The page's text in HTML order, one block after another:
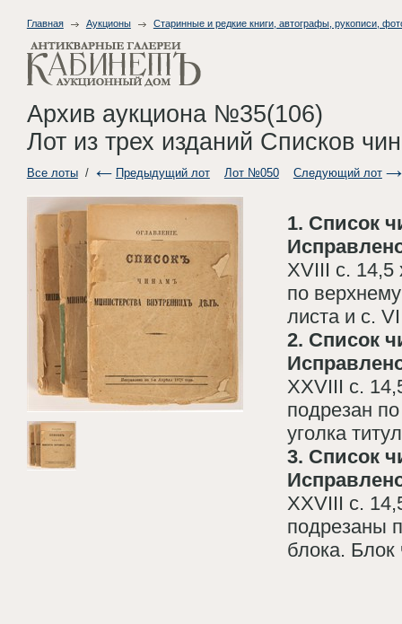
Главная Аукционы Старинные и редкие книги, автографы, рукописи,
Архив аукциона №35(106)
Лот из трех изданий Списков
Все лоты/ Предыдущий лот Лот №050 Следующий лот
1. Список
XVIII с. 14,5
по
листа и с.
2. Список
XXVIII с.
подрезан
уголка
3. Список
XXVIII с.
подрезаны
блока. Блок